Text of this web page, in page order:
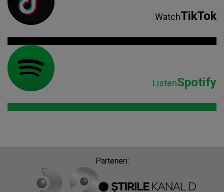
WatchTikTok
ListenSpotify
Parteneri: